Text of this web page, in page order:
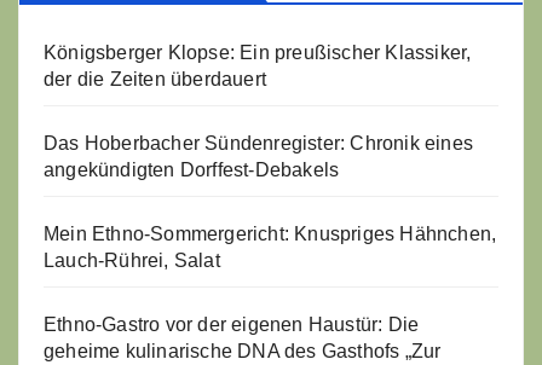
Königsberger Klopse: Ein preußischer Klassiker,
der die Zeiten überdauert
Das Hoberbacher Sündenregister: Chronik eines
angekündigten Dorffest-Debakels
Mein Ethno-Sommergericht: Knuspriges Hähnchen,
Lauch-Rührei, Salat
Ethno-Gastro vor der eigenen Haustür: Die
geheime kulinarische DNA des Gasthofs „Zur